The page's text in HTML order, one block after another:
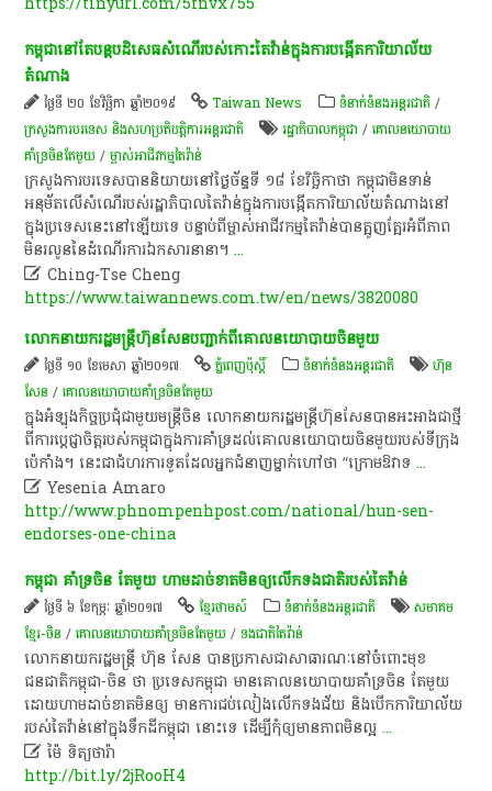
កម្ពុជា​នៅតែ​បន្ត​បដិសេធ​សំណើ​របស់​កោះ​តៃវ៉ាន់​ក្នុង​ការបង្កើត​ការិយាល័យ​
តំណាង​
ថ្ងៃទី ២០ ខែវិច្ឆិកា ឆ្នាំ២០១៩ Taiwan News ទំនាក់ទំនងអន្តរជាតិ /
ក្រសួងការបរទេស និងសហប្រតិបត្តិការអន្តរជាតិ
រដ្ឋាភិបាលកម្ពុជា /​គោល​នយោបាយ​
គាំទ្រ​ចិនតែ​មួយ /ម្ចាស់​អាជីវកម្ម​តៃវ៉ាន់
ក្រសួង​ការបរទេស​បាន​និយាយ​នៅ​ថ្ងៃច័ន្ទ​ទី​ ១៨​ ខែវិច្ឆិកា​ថា​ កម្ពុជា​មិនទាន់​
អនុម័ត​លើ​សំណើ​របស់​រដ្ឋាភិបាល​តៃវ៉ាន់​ក្នុង​ការបង្កើត​ការិយាល័យ​តំណាង​នៅ
ក្នុង​ប្រទេស​នេះ​នៅឡើយ​ទេ​ បន្ទាប់ពី​ម្ចាស់​អាជីវកម្ម​តៃវ៉ាន់​បាន​ត្អូញត្អែរ​អំពី​ភាព​
មិន​រលូន​នៃ​ដំណើរការ​ឯកសារ​នានា​។...
 Ching-Tse Cheng
https://www.taiwannews.com.tw/en/news/3820080
លោកនាយក​​រដ្ឋ​មន្ត្រី​ហ៊ុន​​សែន​​បញ្ជាក់​ពី​គោល​នយោបាយ​​ចិន​​មួយ​
ថ្ងៃទី ១០ ខែមេសា ឆ្នាំ២០១៧ ភ្នំពេញប៉ុស្តិ៍ ទំនាក់ទំនងអន្តរជាតិ
ហ៊ុន
សែន /​គោល​នយោបាយ​គាំទ្រ​ចិនតែ​មួយ
ក្នុង​អំឡុង​កិច្ចប្រជុំ​ជាមួយ​មន្ដ្រី​ចិន​ លោកនាយក​រដ្ឋមន្ត្រី​ហ៊ុន​សែន​បាន​អះអាង​ជា​ថ្មី​
ពី​ការ​ប្តេជ្ញា​ចិត្ត​របស់​កម្ពុជា​ក្នុង​ការ​គាំទ្រ​ដល់​គោលនយោបាយ​ចិន​មួយ​របស់​ទីក្រុង​
ប៉េ​កាំ​ង​។​ នេះ​ជា​ជំហរ​ការទូត​ដែល​អ្នកជំនាញ​ម្នាក់​ហៅ​ថា​ “​ក្រោម​ឱវាទ...
 Yesenia Amaro
http://www.phnompenhpost.com/national/hun-sen-
endorses-one-china
កម្ពុជា ​គាំទ្រ​ចិន ​តែ​មួយ ​ហាម​ដាច់​ខាត​មិន​ឲ្យលើក​ទង​ជាតិរបស់​តៃវ៉ាន់​
ថ្ងៃទី ៦ ខែកុម្ភៈ ឆ្នាំ២០១៧ ខ្មែរថាមស៍ ទំនាក់ទំនងអន្តរជាតិ
​សមាគម
ខ្មែរ-​ចិន /​គោល​នយោបាយ​គាំទ្រ​ចិនតែ​មួយ /ទង​ជាតិ​តៃវ៉ាន់
លោក​នាយក​រដ្ឋមន្ត្រី ហ៊ុន សែន បាន​ប្រកាស​ជា​សាធារណៈ​នៅ​ចំពោះ​មុខ​
ជនជាតិ​កម្ពុជា-​ចិន ថា ប្រទេស​កម្ពុជា មាន​គោល​នយោបាយ​គាំទ្រ​ចិន ​តែ​មួយ
ដោយ​ហាម​ដាច់​ខាត​មិន​ឲ្យ មាន​ការ​ជប់លៀង​លើក​ទង​ជ័យ និង​បើក​ការិយាល័យ​
របស់​តៃវ៉ាន់​នៅ​ក្នុង​ទឹកដី​កម្ពុជា​ នោះ​ទេ ដើម្បី​កុំ​ឲ្យ​មាន​ភាព​មិន​ល្អ...
 ម៉ៃ ទិត្យថារ៉ា
http://bit.ly/2jRooH4